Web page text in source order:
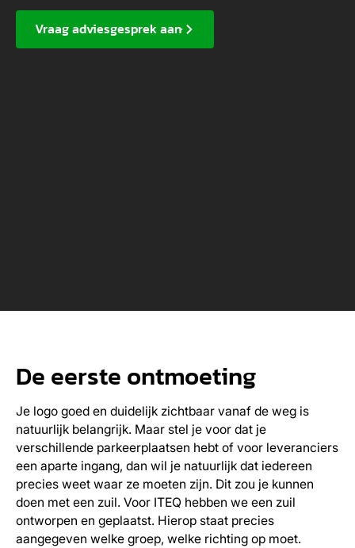
Vraag adviesgesprek aan
De eerste ontmoeting
Je logo goed en duidelijk zichtbaar vanaf de weg is
natuurlijk belangrijk. Maar stel je voor dat je
verschillende parkeerplaatsen hebt of voor leveranciers
een aparte ingang, dan wil je natuurlijk dat iedereen
precies weet waar ze moeten zijn. Dit zou je kunnen
doen met een zuil. Voor ITEQ hebben we een zuil
ontworpen en geplaatst. Hierop staat precies
aangegeven welke groep, welke richting op moet.